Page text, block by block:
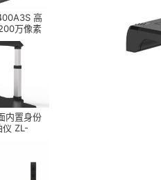
高
万像素
内置身份
仪 ZL-